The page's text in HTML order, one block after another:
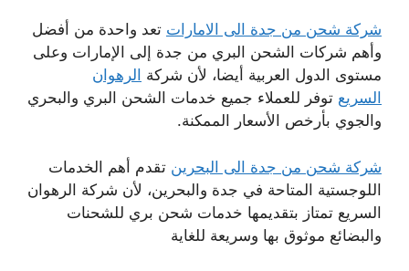
شركة شحن من جدة الى الامارات تعد واحدة من أفضل
وأهم شركات الشحن البري من جدة إلى الإمارات وعلى
مستوى الدول العربية أيضا، لأن شركة الرهوان
السريع توفر للعملاء جميع خدمات الشحن البري والبحري
والجوي بأرخص الأسعار الممكنة.
شركة شحن من جدة الى البحرين تقدم أهم الخدمات
اللوجستية المتاحة في جدة والبحرين، لأن شركة الرهوان
السريع تمتاز بتقديمها خدمات شحن بري للشحنات
والبضائع موثوق بها وسريعة للغاية